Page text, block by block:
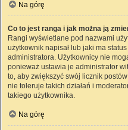
Na górę
Co to jest ranga i jak można ją
Rangi wyświetlane pod nazwami
użytkownik napisał lub jaki ma
administratora. Użytkownicy nie
ponieważ ustawia je administrator
to, aby zwiększyć swój licznik
nie toleruje takich działań i
takiego użytkownika.
Na górę